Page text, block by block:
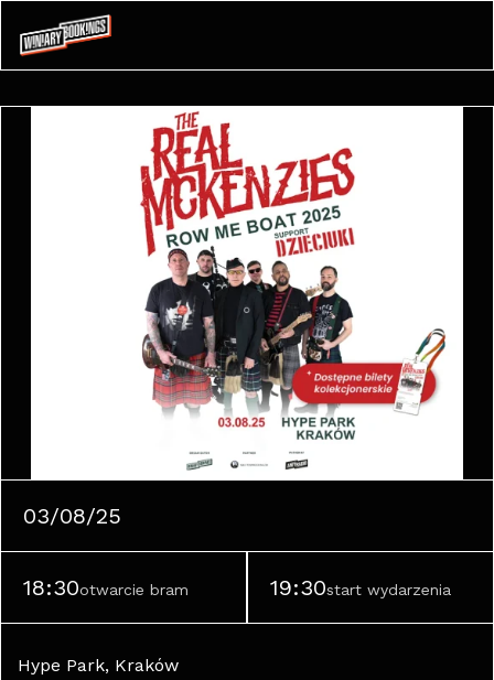
03/08/25
18:30otwarcie bram 19:30start wydarzenia
Hype Park, Kraków